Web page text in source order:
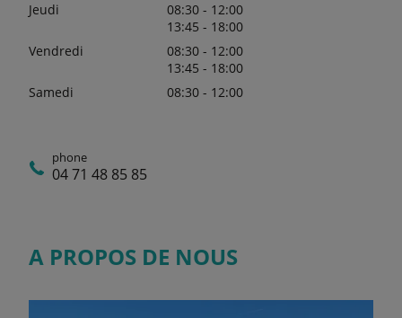
Jeudi
08:30 - 12:00
13:45 - 18:00
Vendredi
08:30 - 12:00
13:45 - 18:00
Samedi
08:30 - 12:00
phone
04 71 48 85 85
A PROPOS DE NOUS